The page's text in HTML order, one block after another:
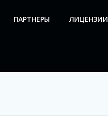
ПАРТНЕРЫ ЛИЦЕНЗИИ